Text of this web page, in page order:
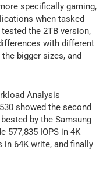
specifically gaming,
when tasked
the 2TB version,
with different
bigger sizes, and
Analysis
showed the second
by the Samsung
577,835 IOPS in 4K
in 64K write, and finally